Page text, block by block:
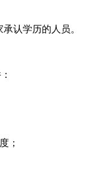
认学历的人员。
；